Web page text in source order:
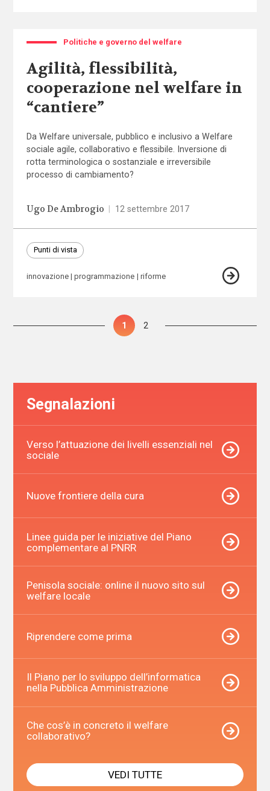
Politiche e governo del welfare
Agilità, flessibilità,
cooperazione nel welfare in
“cantiere”
Da Welfare universale, pubblico e inclusivo a Welfare
sociale agile, collaborativo e flessibile. Inversione di
rotta terminologica o sostanziale e irreversibile
processo di cambiamento?
Ugo De Ambrogio | 12 settembre 2017
Punti di vista
innovazione programmazione riforme
PaginazionePagina
1 Pagina
2
Segnalazioni
Verso l’attuazione dei livelli essenziali nel
sociale
Nuove frontiere della cura
Linee guida per le iniziative del Piano
complementare al PNRR
Penisola sociale: online il nuovo sito sul
welfare locale
Riprendere come prima
Il Piano per lo sviluppo dell’informatica
nella Pubblica Amministrazione
Che cos’è in concreto il welfare
collaborativo?
VEDI TUTTE